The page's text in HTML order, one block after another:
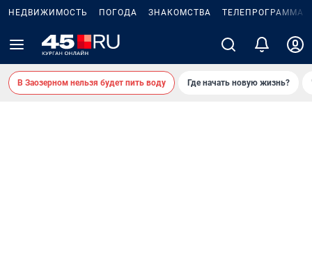
НЕДВИЖИМОСТЬ ПОГОДА ЗНАКОМСТВА ТЕЛЕПРОГРАММА
В Заозерном нельзя будет пить воду Где начать новую жизнь?